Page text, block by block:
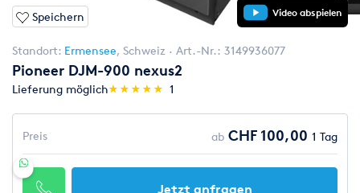
Speichern Video abspielen
Standort: Ermensee, Schweiz Art.-Nr.: 3149936077
Pioneer DJM-900 nexus2
Lieferung möglich(*)
★
★
(*)★
★
(*) ★
★
(*) ★
★
(*) ★
★ 1
Preis ab CHF 100,00 1 Tag
Jetzt anfragen